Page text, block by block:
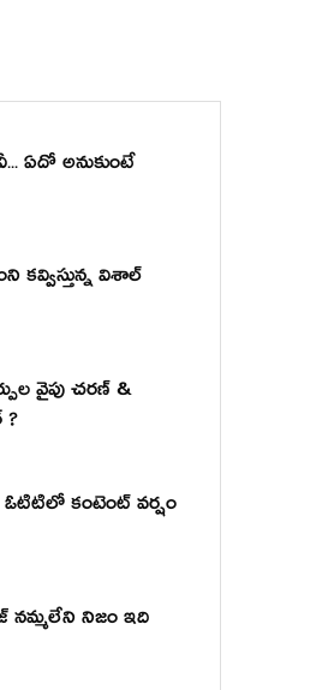
ఏదో అనుకుంటే
కవ్విస్తున్న విశాల్
వైపు చరణ్ &
?
ఓటిటిలో కంటెంట్ వర్షం
నమ్మలేని నిజం ఇది